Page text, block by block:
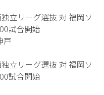
立リーグ選抜 対 福岡ソ
試合開始
戸
立リーグ選抜 対 福岡ソ
試合開始